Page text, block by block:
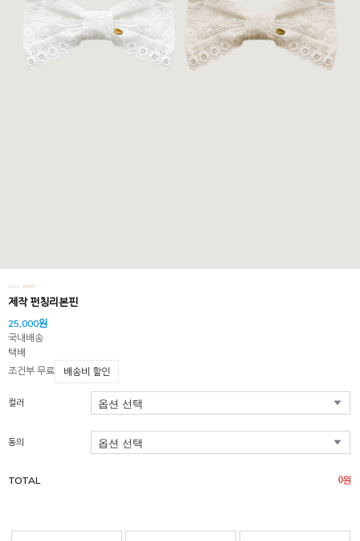
제작 펀칭리본핀
25,000원
국내배송
택배
조건부 무료
배송비 할인
컬러
동의
TOTAL 0원